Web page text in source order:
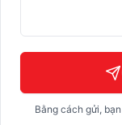
Bằng cách gửi,